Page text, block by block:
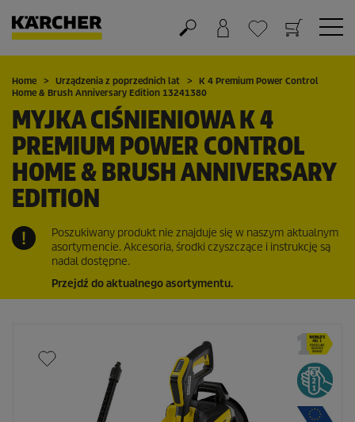
Koszyk
Lista życzeń
Home Urządzenia z poprzednich lat
K 4 Premium Power Control
Home & Brush Anniversary Edition 13241380
MYJKA CIŚNIENIOWA K 4
PREMIUM POWER CONTROL
HOME & BRUSH ANNIVERSARY
EDITION
Poszukiwany produkt nie znajduje się w naszym aktualnym
asortymencie. Akcesoria, środki czyszczące i instrukcję są
nadal dostępne.
Przejdź do aktualnego asortymentu.